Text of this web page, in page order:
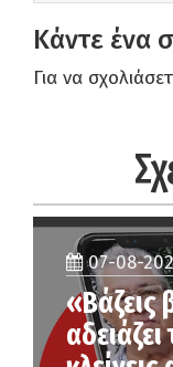
Κάντε ένα
Για να
07-08-
«Βάζεις